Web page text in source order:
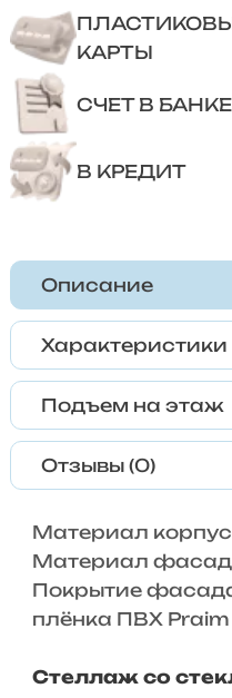
КАРТЫ
СЧЕТ В БАНКЕ
В КРЕДИТ
Описание
Характеристики
Подъем на этаж
Отзывы (0)
Материал
Материал
Покрытие
плёнка ПВХ Praim
Стеллаж со